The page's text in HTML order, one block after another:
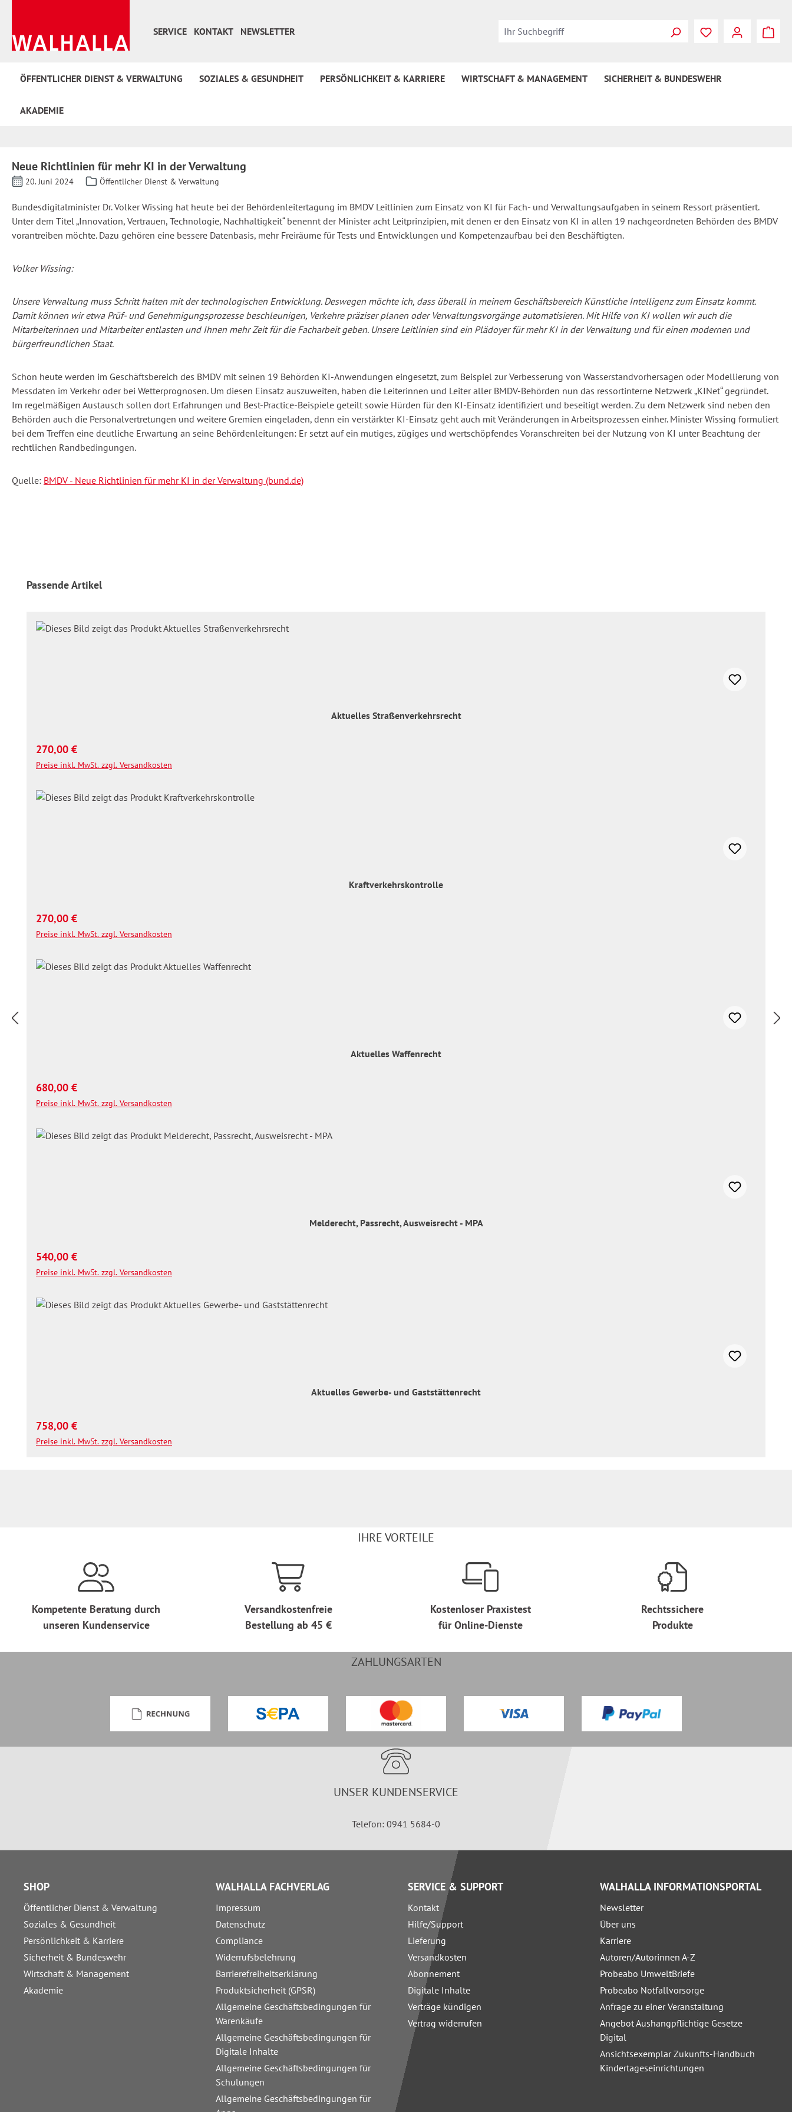
SERVICE
KONTAKT NEWSLETTER
ÖFFENTLICHER DIENST & VERWALTUNG SOZIALES & GESUNDHEIT PERSÖNLICHKEIT & KARRIERE WIRTSCHAFT & MANAGEMENT SICHERHEIT & BUNDESWEHR
AKADEMIE
Neue Richtlinien für mehr KI in der Verwaltung
20. Juni 2024 Öffentlicher Dienst & Verwaltung
Bundesdigitalminister Dr. Volker Wissing hat heute bei der Behördenleitertagung im BMDV Leitlinien zum Einsatz von KI für Fach- und Verwaltungsaufgaben in seinem Ressort präsentiert.
Unter dem Titel „Innovation, Vertrauen, Technologie, Nachhaltigkeit“ benennt der Minister acht Leitprinzipien, mit denen er den Einsatz von KI in allen 19 nachgeordneten Behörden des BMDV
vorantreiben möchte. Dazu gehören eine bessere Datenbasis, mehr Freiräume für Tests und Entwicklungen und Kompetenzaufbau bei den Beschäftigten.
Volker Wissing:
Unsere Verwaltung muss Schritt halten mit der technologischen Entwicklung. Deswegen möchte ich, dass überall in meinem Geschäftsbereich Künstliche Intelligenz zum Einsatz kommt.
Damit können wir etwa Prüf- und Genehmigungsprozesse beschleunigen, Verkehre präziser planen oder Verwaltungsvorgänge automatisieren. Mit Hilfe von KI wollen wir auch die
Mitarbeiterinnen und Mitarbeiter entlasten und Ihnen mehr Zeit für die Facharbeit geben. Unsere Leitlinien sind ein Plädoyer für mehr KI in der Verwaltung und für einen modernen und
bürgerfreundlichen Staat.
Schon heute werden im Geschäftsbereich des BMDV mit seinen 19 Behörden KI-Anwendungen eingesetzt, zum Beispiel zur Verbesserung von Wasserstandvorhersagen oder Modellierung von
Messdaten im Verkehr oder bei Wetterprognosen. Um diesen Einsatz auszuweiten, haben die Leiterinnen und Leiter aller BMDV-Behörden nun das ressortinterne Netzwerk „KINet“ gegründet.
Im regelmäßigen Austausch sollen dort Erfahrungen und Best-Practice-Beispiele geteilt sowie Hürden für den KI-Einsatz identifiziert und beseitigt werden. Zu dem Netzwerk sind neben den
Behörden auch die Personalvertretungen und weitere Gremien eingeladen, denn ein verstärkter KI-Einsatz geht auch mit Veränderungen in Arbeitsprozessen einher. Minister Wissing formuliert
bei dem Treffen eine deutliche Erwartung an seine Behördenleitungen: Er setzt auf ein mutiges, zügiges und wertschöpfendes Voranschreiten bei der Nutzung von KI unter Beachtung der
rechtlichen Randbedingungen.
Quelle: BMDV - Neue Richtlinien für mehr KI in der Verwaltung (bund.de)
Produktgalerie überspringen
Passende Artikel
Aktuelles Straßenverkehrsrecht
Regulärer Preis:
270,00 €
Preise inkl. MwSt. zzgl. Versandkosten
Kraftverkehrskontrolle
Regulärer Preis:
270,00 €
Preise inkl. MwSt. zzgl. Versandkosten
Aktuelles Waffenrecht
Regulärer Preis:
680,00 €
Preise inkl. MwSt. zzgl. Versandkosten
Melderecht, Passrecht, Ausweisrecht - MPA
Regulärer Preis:
540,00 €
Preise inkl. MwSt. zzgl. Versandkosten
Aktuelles Gewerbe- und Gaststättenrecht
Regulärer Preis:
758,00 €
Preise inkl. MwSt. zzgl. Versandkosten
IHRE VORTEILE
Kompetente Beratung durch
unseren Kundenservice
Versandkostenfreie
Bestellung ab 45 €
Kostenloser Praxistest
für Online-Dienste
Rechtssichere
Produkte
ZAHLUNGSARTEN
UNSER KUNDENSERVICE
Telefon: 0941 5684-0
SHOP
Öffentlicher Dienst & Verwaltung
Soziales & Gesundheit
Persönlichkeit & Karriere
Sicherheit & Bundeswehr
Wirtschaft & Management
Akademie
WALHALLA FACHVERLAG
Impressum
Datenschutz
Compliance
Widerrufsbelehrung
Barrierefreiheitserklärung
Produktsicherheit (GPSR)
Allgemeine Geschäftsbedingungen für
Warenkäufe
Allgemeine Geschäftsbedingungen für
Digitale Inhalte
Allgemeine Geschäftsbedingungen für
Schulungen
Allgemeine Geschäftsbedingungen für
SERVICE & SUPPORT
Kontakt
Hilfe/Support
Lieferung
Versandkosten
Abonnement
Digitale Inhalte
Verträge kündigen
Vertrag widerrufen
WALHALLA INFORMATIONSPORTAL
Newsletter
Über uns
Karriere
Autoren/Autorinnen A-Z
Probeabo UmweltBriefe
Probeabo Notfallvorsorge
Anfrage zu einer Veranstaltung
Angebot Aushangpflichtige Gesetze
Digital
Ansichtsexemplar Zukunfts-Handbuch
Kindertageseinrichtungen